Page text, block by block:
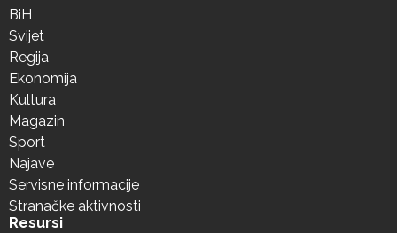
BiH
Svijet
Regija
Ekonomija
Kultura
Magazin
Sport
Najave
Servisne informacije
Stranačke aktivnosti
Resursi